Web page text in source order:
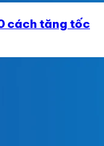
cách tăng tốc